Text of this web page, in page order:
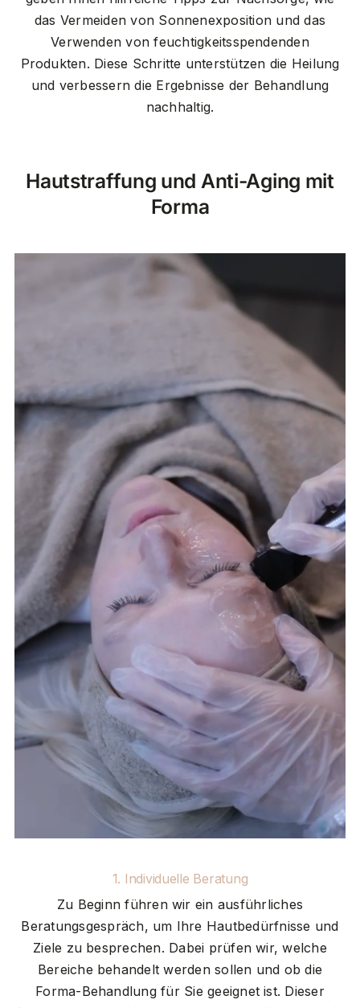
das Vermeiden von Sonnenexposition und das
Verwenden von feuchtigkeitsspendenden
Produkten. Diese Schritte unterstützen die Heilung
und verbessern die Ergebnisse der Behandlung
nachhaltig.
Hautstraffung und Anti-Aging mit
Forma
1. Individuelle Beratung
Zu Beginn führen wir ein ausführliches
Beratungsgespräch, um Ihre Hautbedürfnisse und
Ziele zu besprechen. Dabei prüfen wir, welche
Bereiche behandelt werden sollen und ob die
Forma-Behandlung für Sie geeignet ist. Dieser